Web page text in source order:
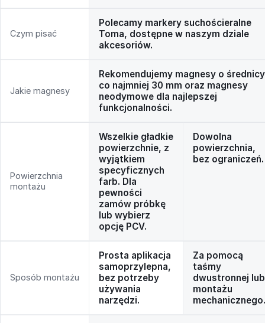
Czym pisać
Polecamy markery suchościeralne
Toma, dostępne w naszym dziale
akcesoriów.
Jakie magnesy
Rekomendujemy magnesy o średnicy
co najmniej 30 mm oraz magnesy
neodymowe dla najlepszej
funkcjonalności.
Powierzchnia
montażu
Wszelkie gładkie
powierzchnie, z
wyjątkiem
specyficznych
farb. Dla
pewności
zamów próbkę
lub wybierz
opcję PCV.
Dowolna
powierzchnia,
bez ograniczeń.
Sposób montażu
Prosta aplikacja
samoprzylepna,
bez potrzeby
używania
narzędzi.
Za pomocą
taśmy
dwustronnej lub
montażu
mechanicznego.